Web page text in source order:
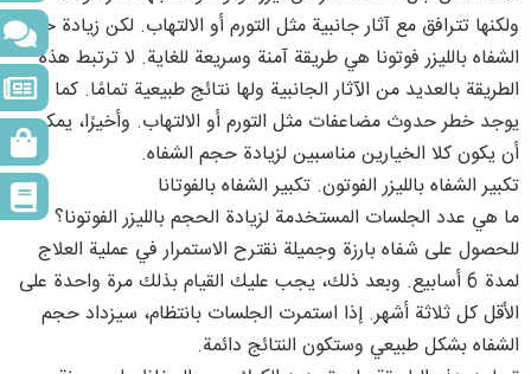
ولكنها تترافق مع آثار جانبية مثل التورم أو الالتهاب. لكن زيادة حجم
الشفاه بالليزر فوتونا هي طريقة آمنة وسريعة للغاية. لا ترتبط هذه
الطريقة بالعديد من الآثار الجانبية ولها نتائج طبيعية تمامًا. كما أنه لا
يوجد خطر حدوث مضاعفات مثل التورم أو الالتهاب. وأخيرًا، يمكن
أن يكون كلا الخيارين مناسبين لزيادة حجم الشفاه.
تكبير الشفاه بالليزر الفوتون. تكبير الشفاه بالفوتانا
ما هي عدد الجلسات المستخدمة لزيادة الحجم بالليزر الفوتونا؟
للحصول على شفاه بارزة وجميلة نقترح الاستمرار في عملية العلاج
لمدة 6 أسابيع. وبعد ذلك، يجب عليك القيام بذلك مرة واحدة على
الأقل كل ثلاثة أشهر. إذا استمرت الجلسات بانتظام، سيزداد حجم
الشفاه بشكل طبيعي وستكون النتائج دائمة.